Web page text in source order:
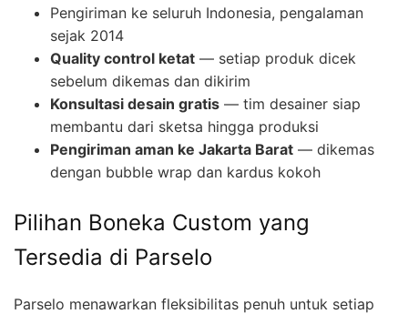
Pengiriman ke seluruh Indonesia, pengalaman
sejak 2014
Quality control ketat — setiap produk dicek
sebelum dikemas dan dikirim
Konsultasi desain gratis — tim desainer siap
membantu dari sketsa hingga produksi
Pengiriman aman ke Jakarta Barat — dikemas
dengan bubble wrap dan kardus kokoh
Pilihan Boneka Custom yang
Tersedia di Parselo
Parselo menawarkan fleksibilitas penuh untuk setiap